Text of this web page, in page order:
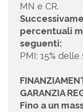
MN e CR.
percentuali
seguenti:
PMI: 15%
GARANZIA
Fino a un